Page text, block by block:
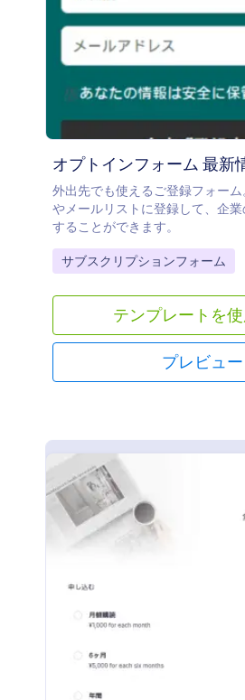
外出先でも使えるご登録フォー
やメールリストに登録して、企
することができます。
Go to Category:
サブスクリプションフォーム
テンプレートを
プレビュー